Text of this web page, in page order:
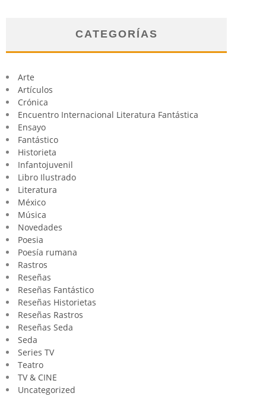
CATEGORÍAS
Arte
Artículos
Crónica
Encuentro Internacional Literatura Fantástica
Ensayo
Fantástico
Historieta
Infantojuvenil
Libro Ilustrado
Literatura
México
Música
Novedades
Poesia
Poesía rumana
Rastros
Reseñas
Reseñas Fantástico
Reseñas Historietas
Reseñas Rastros
Reseñas Seda
Seda
Series TV
Teatro
TV & CINE
Uncategorized